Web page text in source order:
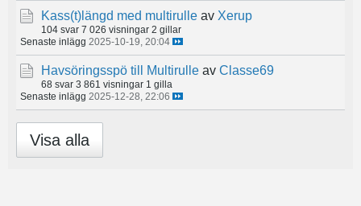
Kass(t)längd med multirulle av Xerup
104 svar 7 026 visningar 2 gillar
Senaste inlägg 2025-10-19, 20:04
Havsöringsspö till Multirulle av Classe69
68 svar 3 861 visningar 1 gilla
Senaste inlägg 2025-12-28, 22:06
Visa alla